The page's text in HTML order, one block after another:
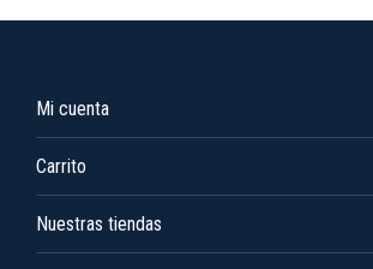
Mi cuenta
Carrito
Nuestras tiendas